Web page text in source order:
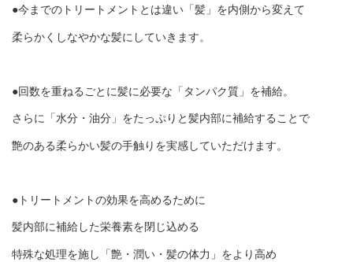
●今までのトリートメントとは違い「髪」を内側から変えて
柔らかくしなやかな髪にしていきます。
●回数を重ねるごとに髪に必要な「タンパク質」を補給。
さらに「水分・油分」をたっぷりと髪内部に補給することで
艶のある柔らかい髪の手触りを実感していただけます。
●トリートメントの効果を高めるために
髪内部に補給した栄養素を閉じ込める
特殊な処理を施し「艶・潤い・髪の体力」をより高め